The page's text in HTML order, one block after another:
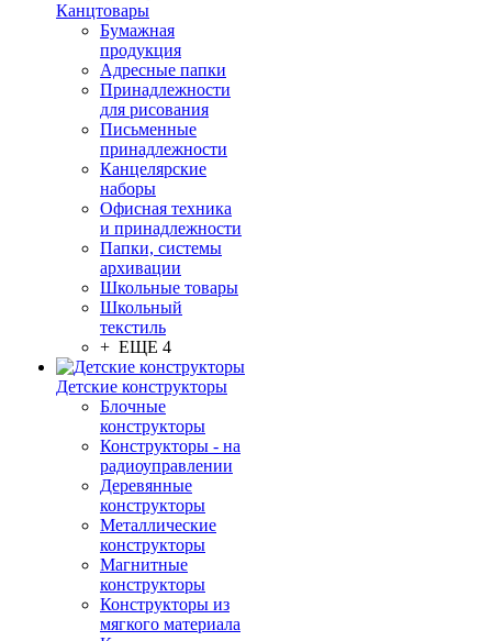
Канцтовары
Бумажная
продукция
Адресные папки
Принадлежности
для рисования
Письменные
принадлежности
Канцелярские
наборы
Офисная техника
и принадлежности
Папки, системы
архивации
Школьные товары
Школьный
текстиль
+ ЕЩЕ 4
Детские конструкторы
Блочные
конструкторы
Конструкторы - на
радиоуправлении
Деревянные
конструкторы
Металлические
конструкторы
Магнитные
конструкторы
Конструкторы из
мягкого материала